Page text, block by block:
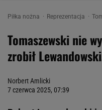
Piłka nożna Reprezentacja
Tomaszewski nie
zrobił
Norbert Amlicki
7 czerwca 2025, 07:39